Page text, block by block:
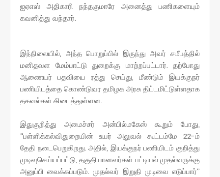
ஐஏஎஸ் அதிகாரி நந்தகுமாரே அனைத்து பணிகளையும்
கவனித்து வந்தார்.
இந்நிலையில், அந்த பொறுப்பில் இருந்து அவர் சமீபத்தில்
மனிதவள மேம்பாட்டு துறைக்கு மாற்றப்பட்டார். தற்போது
ஆணையர் பதவியை ரத்து செய்து, மீண்டும் இயக்குநர்
பணியிடத்தை கொண்டுவர தமிழக அரசு திட்டமிட்டுள்ளதாக
தகவல்கள் கிடைத்துள்ளன.
இதுகுறித்து அமைச்சர் அன்பில்மகேஸ் கூறும் போது,
‘‘பள்ளிக்கல்விதுறையின் உயர் அலுவல் கூட்டம்மே 22-ம்
தேதி நடைபெறுகிறது. அதில், இயக்குநர் பணியிடம் குறித்து
முடிவுசெய்யப்பட்டு, தகுதியானவர்கள் பட்டியல் முதல்வருக்கு
அனுப்பி வைக்கப்படும். முதல்வர் இறுதி முடிவை எடுப்பார்’’